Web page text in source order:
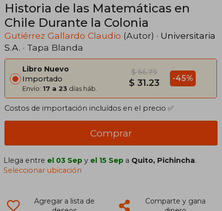
Historia de las Matemáticas en
Chile Durante la Colonia
Gutiérrez Gallardo Claudio (Autor) · Universitaria
S.A. · Tapa Blanda
Libro Nuevo
Importado
Envío: 17 a 23 días háb.
$ 56.79
$ 31.23 -45%
Costos de importación incluídos en el precio ✅
Comprar
Llega entre el 03 Sep y el 15 Sep a Quito, Pichincha.
Seleccionar ubicación
Agregar a lista de
Comparte y gana